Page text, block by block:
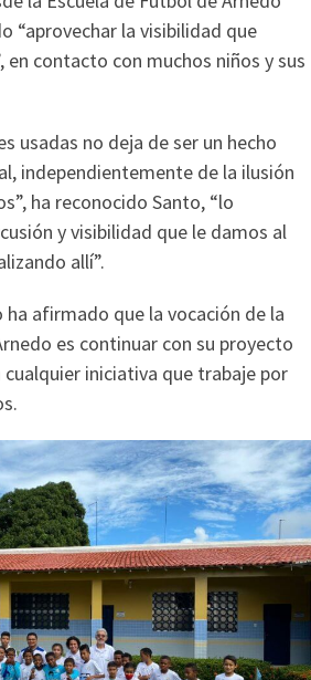
“aprovechar la visibilidad que
en contacto con muchos niños y sus
usadas no deja de ser un hecho
independientemente de la ilusión
ha reconocido Santo, “lo
y visibilidad que le damos al
allí”.
ha afirmado que la vocación de la
es continuar con su proyecto
iniciativa que trabaje por